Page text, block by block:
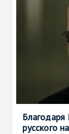
русского